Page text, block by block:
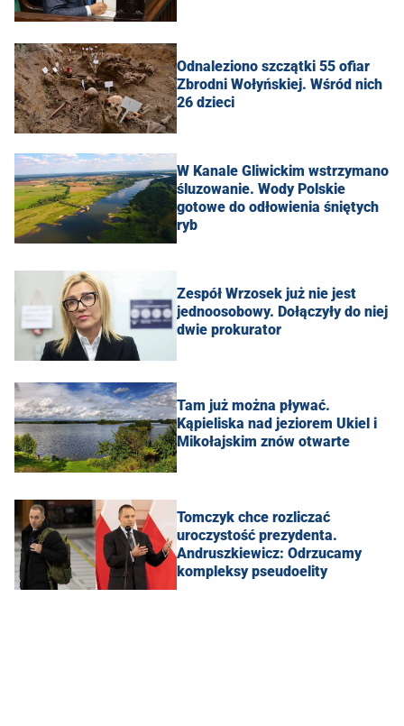
Odnaleziono szczątki 55 ofiar
Zbrodni Wołyńskiej. Wśród nich
26 dzieci
W Kanale Gliwickim wstrzymano
śluzowanie. Wody Polskie
gotowe do odłowienia śniętych
ryb
Zespół Wrzosek już nie jest
jednoosobowy. Dołączyły do niej
dwie prokurator
Tam już można pływać.
Kąpieliska nad jeziorem Ukiel i
Mikołajskim znów otwarte
Tomczyk chce rozliczać
uroczystość prezydenta.
Andruszkiewicz: Odrzucamy
kompleksy pseudoelity